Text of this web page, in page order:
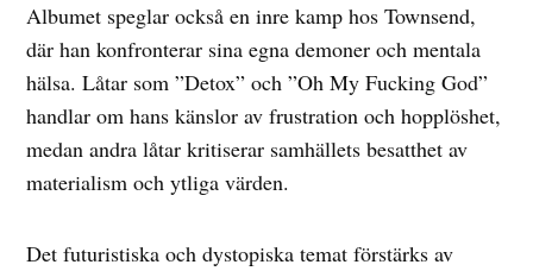
Albumet speglar också en inre kamp hos Townsend,
där han konfronterar sina egna demoner och mentala
hälsa. Låtar som ”Detox” och ”Oh My Fucking God”
handlar om hans känslor av frustration och hopplöshet,
medan andra låtar kritiserar samhällets besatthet av
materialism och ytliga värden.
Det futuristiska och dystopiska temat förstärks av